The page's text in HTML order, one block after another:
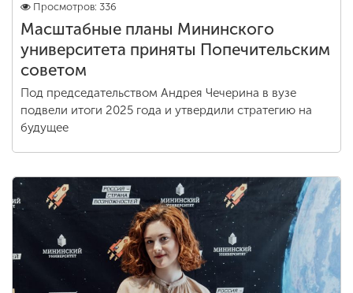
Просмотров: 336
Масштабные планы Мининского
университета приняты Попечительским
советом
Под председательством Андрея Чечерина в вузе
подвели итоги 2025 года и утвердили стратегию на
будущее